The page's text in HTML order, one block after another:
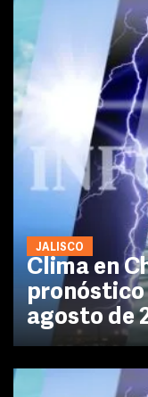
JALISCO
Clima en
pronóstico
agosto de